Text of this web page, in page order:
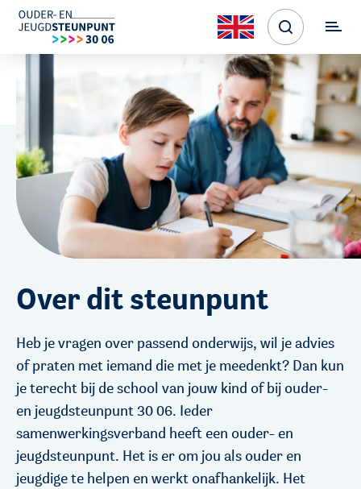
Over dit steunpunt
Heb je vragen over passend onderwijs, wil je advies
of praten met iemand die met je meedenkt? Dan kun
je terecht bij de school van jouw kind of bij ouder-
en jeugdsteunpunt 30 06. Ieder
samenwerkingsverband heeft een ouder- en
jeugdsteunpunt. Het is er om jou als ouder en
jeugdige te helpen en werkt onafhankelijk. Het